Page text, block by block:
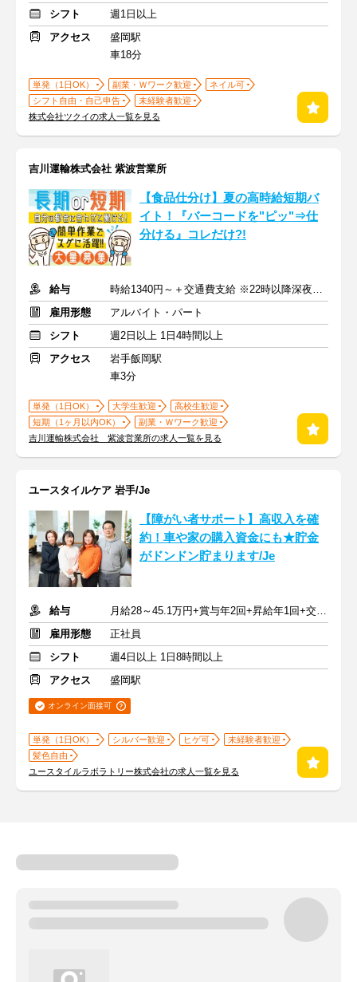
シフト
週1日以上
アクセス
盛岡駅
車18分
単発（1日OK） 副業・Ｗワーク歓迎
ネイル可
シフト自由・自己申告
未経験者歓迎
株式会社ツクイの求人一覧を見る
吉川運輸株式会社 紫波営業所
【食品仕分け】夏の高時給短期バ
イト！『バーコードを"ピッ"⇒仕
分ける』コレだけ?!
給与
時給1340円～＋交通費支給 ※22時以降深夜時給25％UP
雇用形態
アルバイト・パート
シフト
週2日以上 1日4時間以上
アクセス
岩手飯岡駅
車3分
単発（1日OK） 大学生歓迎
高校生歓迎
短期（1ヶ月以内OK）
副業・Ｗワーク歓迎
吉川運輸株式会社 紫波営業所の求人一覧を見る
ユースタイルケア 岩手/Je
【障がい者サポート】高収入を確
約！車や家の購入資金にも★貯金
がドンドン貯まります/Je
給与
月給28～45.1万円+賞与年2回+昇給年1回+交通費全額
雇用形態
正社員
シフト
週4日以上 1日8時間以上
アクセス
盛岡駅
オンライン面接可
単発（1日OK） シルバー歓迎 ヒゲ可
未経験者歓迎
髪色自由
ユースタイルラボラトリー株式会社の求人一覧を見る